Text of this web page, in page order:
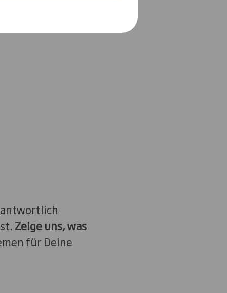
Zeige uns, was
für Deine